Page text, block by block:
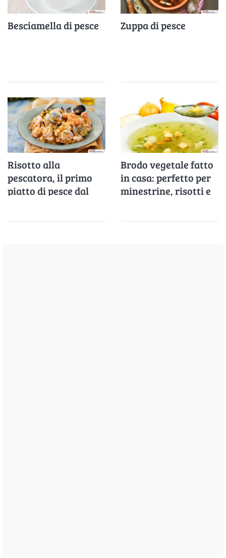
Besciamella di pesce Zuppa di pesce
Risotto alla
pescatora, il primo
piatto di pesce dal
Brodo vegetale fatto
in casa: perfetto per
minestrine, risotti e